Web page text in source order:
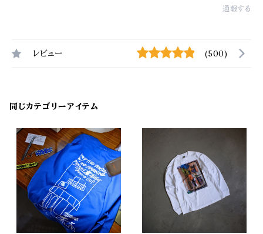
通報する
レビュー (500)
同じカテゴリーアイテム